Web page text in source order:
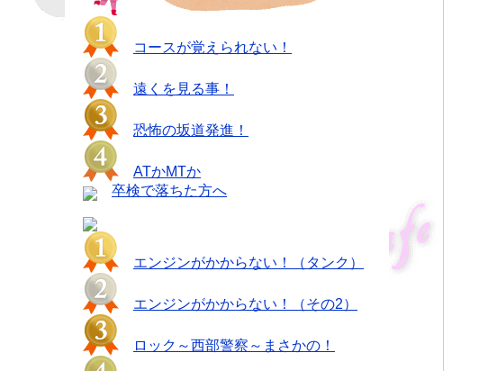
コースが覚えられない！
遠くを見る事！
恐怖の坂道発進！
ATかMTか
卒検で落ちた方へ
エンジンがかからない！（タンク）
エンジンがかからない！（その2）
ロック～西部警察～まさかの！